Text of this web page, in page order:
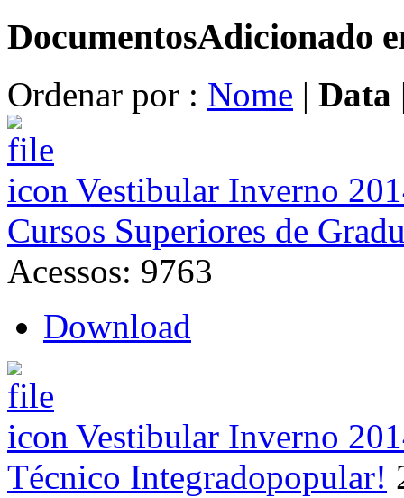
DocumentosAdicionado
Ordenar por : Nome | Data
Vestibular Inverno
Cursos Superiores de
Acessos: 9763
Download
Vestibular Inverno
Técnico Integradopopular!